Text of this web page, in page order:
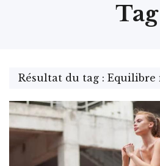
Tag
Résultat du tag : Equilibre